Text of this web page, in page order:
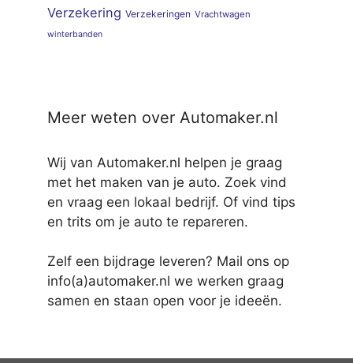
Verzekering Verzekeringen Vrachtwagen
winterbanden
Meer weten over Automaker.nl
Wij van Automaker.nl helpen je graag
met het maken van je auto. Zoek vind
en vraag een lokaal bedrijf. Of vind tips
en trits om je auto te repareren.
Zelf een bijdrage leveren? Mail ons op
info(a)automaker.nl we werken graag
samen en staan open voor je ideeën.